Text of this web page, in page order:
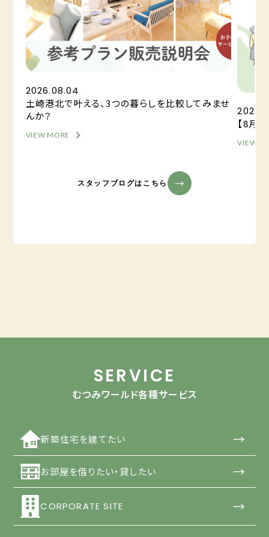
2026.08.04
土崎港北で叶える、3つの暮らしを比較してみませ
んか？
VIEW MORE
【8月
VIEW
スタッフブログはこちら
SERVICE
むつみワールド各種サービス
新築住宅を建てたい →
お部屋を借りたい・貸したい →
CORPORATE SITE →